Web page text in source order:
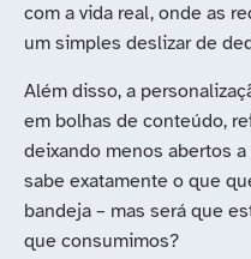
com a vida real, onde as
um simples deslizar de
Além disso, a
em bolhas de conteúdo,
deixando menos abertos
sabe exatamente o que
bandeja – mas será que
que consumimos?